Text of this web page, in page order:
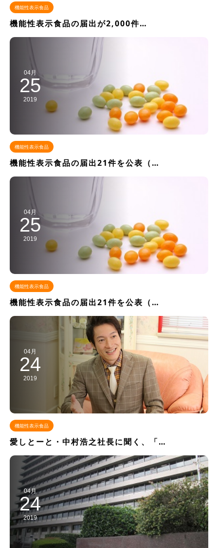
機能性表示食品
機能性表示食品の届出が2,000件…
04月
25
2019
機能性表示食品
機能性表示食品の届出21件を公表（…
04月
25
2019
機能性表示食品
機能性表示食品の届出21件を公表（…
04月
24
2019
機能性表示食品
愛しとーと・中村浩之社長に聞く、「…
04月
24
2019